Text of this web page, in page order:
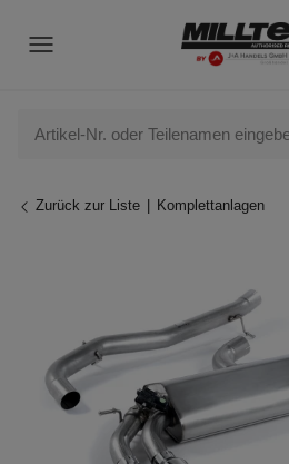
Zurück zur Liste Komplettanlagen